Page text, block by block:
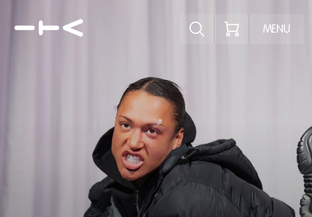
Ontdek het
MENU